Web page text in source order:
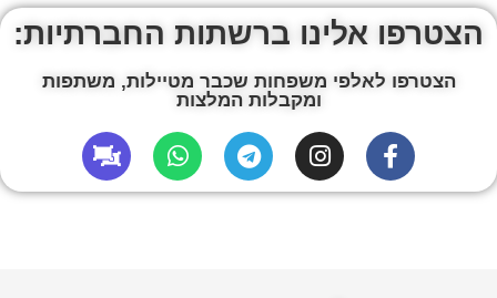
הצטרפו אלינו ברשתות החברתיות:
הצטרפו לאלפי משפחות שכבר מטיילות, משתפות
ומקבלות המלצות